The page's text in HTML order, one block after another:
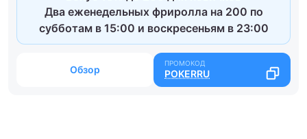
Два еженедельных фриролла на 200 по
субботам в 15:00 и воскресеньям в 23:00
Обзор POKERRU